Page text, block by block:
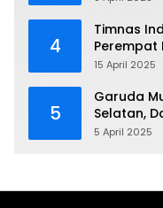
4
Timnas
Perempat
Korea
15 April 2025
5
Garuda
Selatan,
2025 U-17
5 April 2025